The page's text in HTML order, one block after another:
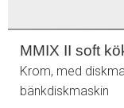
MMIX II soft
Krom, med
bänkdiskmaskin